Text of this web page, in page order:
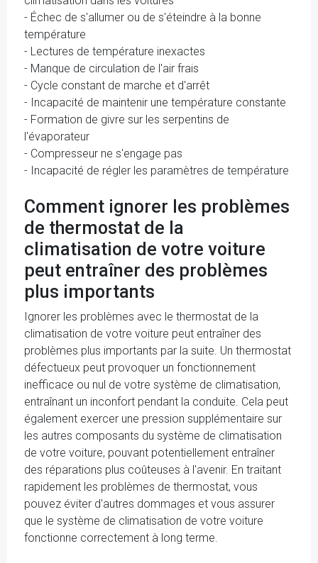
- Échec de s'allumer ou de s'éteindre à la bonne
température
- Lectures de température inexactes
- Manque de circulation de l'air frais
- Cycle constant de marche et d'arrêt
- Incapacité de maintenir une température constante
- Formation de givre sur les serpentins de
l'évaporateur
- Compresseur ne s'engage pas
- Incapacité de régler les paramètres de température
Comment ignorer les problèmes
de thermostat de la
climatisation de votre voiture
peut entraîner des problèmes
plus importants
Ignorer les problèmes avec le thermostat de la
climatisation de votre voiture peut entraîner des
problèmes plus importants par la suite. Un thermostat
défectueux peut provoquer un fonctionnement
inefficace ou nul de votre système de climatisation,
entraînant un inconfort pendant la conduite. Cela peut
également exercer une pression supplémentaire sur
les autres composants du système de climatisation
de votre voiture, pouvant potentiellement entraîner
des réparations plus coûteuses à l'avenir. En traitant
rapidement les problèmes de thermostat, vous
pouvez éviter d'autres dommages et vous assurer
que le système de climatisation de votre voiture
fonctionne correctement à long terme.